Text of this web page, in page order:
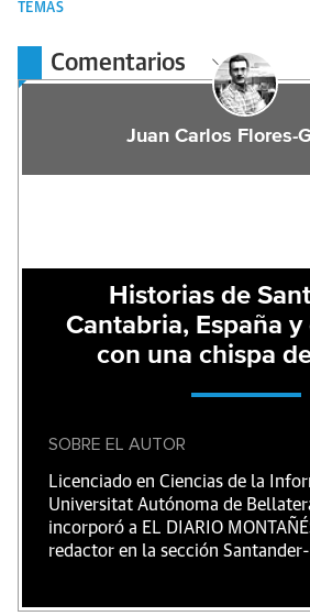
TEMAS
Comentarios
Juan Carlos Flores-
Historias de
Cantabria, España
con una chispa
SOBRE EL AUTOR
Licenciado en Ciencias de la
Universitat Autónoma de
incorporó a EL DIARIO
redactor en la sección